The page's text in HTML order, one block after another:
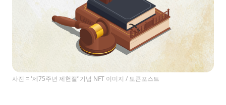
사진 = '제75주년 제헌절’'기념 NFT 이미지 / 토큰포스트